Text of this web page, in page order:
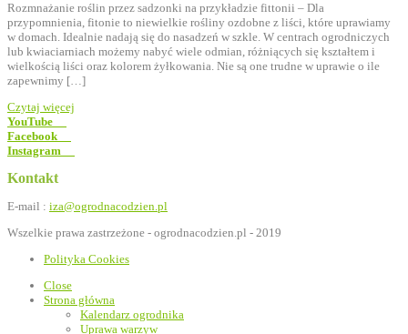
Rozmnażanie roślin przez sadzonki na przykładzie fittonii – Dla
przypomnienia, fitonie to niewielkie rośliny ozdobne z liści, które uprawiamy
w domach. Idealnie nadają się do nasadzeń w szkle. W centrach ogrodniczych
lub kwiaciarniach możemy nabyć wiele odmian, różniących się kształtem i
wielkością liści oraz kolorem żyłkowania. Nie są one trudne w uprawie o ile
zapewnimy […]
Czytaj więcej
YouTube
Facebook
Instagram
Kontakt
E-mail : iza@ogrodnacodzien.pl
Wszelkie prawa zastrzeżone - ogrodnacodzien.pl - 2019
Polityka Cookies
Close
Strona główna
Kalendarz ogrodnika
Uprawa warzyw